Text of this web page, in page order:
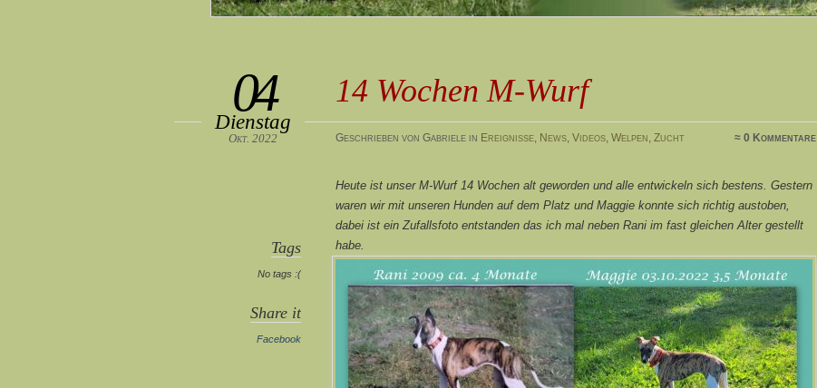
14 Wochen M-Wurf
04
Dienstag
Okt. 2022 Geschrieben von Gabriele in Ereignisse, News, Videos, Welpen, Zucht ≈ 0 Kommentare
Tags
No tags :(
Share it
Facebook
Heute ist unser M-Wurf 14 Wochen alt geworden und alle entwickeln sich bestens. Gestern
waren wir mit unseren Hunden auf dem Platz und Maggie konnte sich richtig austoben,
dabei ist ein Zufallsfoto entstanden das ich mal neben Rani im fast gleichen Alter gestellt
habe.